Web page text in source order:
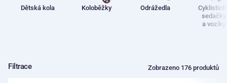
Dětská kola Koloběžky Odrážedla
sedačky
a vozíky
Filtrace Zobrazeno 176 produktů